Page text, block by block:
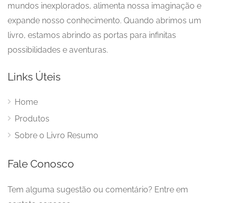
mundos inexplorados, alimenta nossa imaginação e
expande nosso conhecimento. Quando abrimos um
livro, estamos abrindo as portas para infinitas
possibilidades e aventuras.
Links Úteis
Home
Produtos
Sobre o Livro Resumo
Fale Conosco
Tem alguma sugestão ou comentário? Entre em